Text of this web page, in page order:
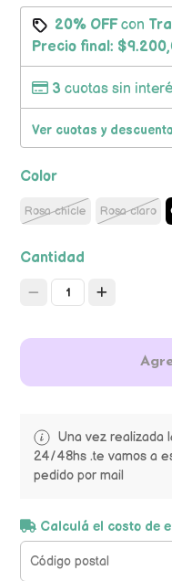
20% OFFcon
Precio final:
3 cuotas sin
Ver cuotas y
Color
Rosa chicle Rosa claro
Cantidad
1
Una vez realizada
24/48hs .te vamos a
pedido por mail
Calculá el costo de